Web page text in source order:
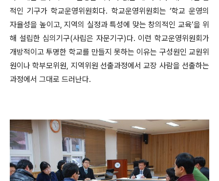
적인 기구가 학교운영위원회다. 학교운영위원회는 ‘학교 운영의
자율성을 높이고, 지역의 실정과 특성에 맞는 창의적인 교육’을 위
해 설립한 심의기구(사립은 자문기구)다. 이런 학교운영위원회가
개방적이고 투명한 학교를 만들지 못하는 이유는 구성원인 교원위
원이나 학부모위원, 지역위원 선출과정에서 교장 사람을 선출하는
과정에서 그대로 드러난다.